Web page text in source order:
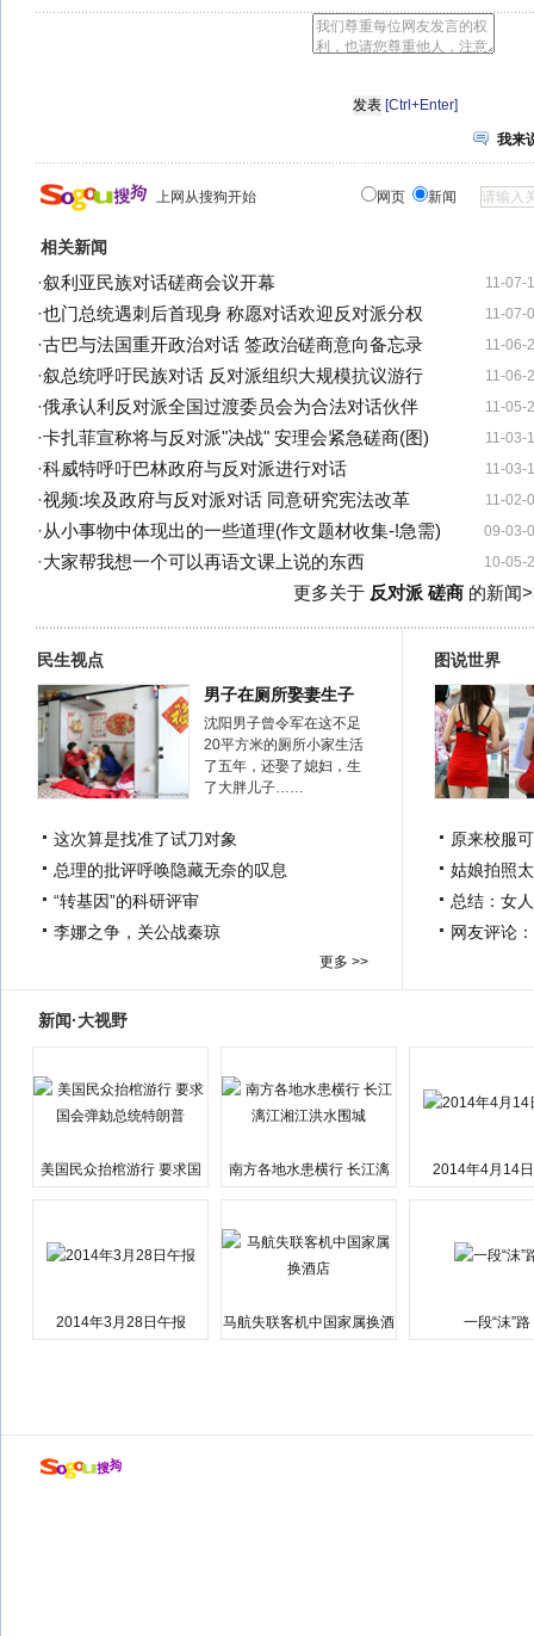
[Ctrl+Enter]
我来
上网从搜狗开始 网页 新闻
相关新闻
11-07-
·叙利亚民族对话磋商会议开幕
11-07-
·也门总统遇刺后首现身 称愿对话欢迎反对派分权
11-06-
·古巴与法国重开政治对话 签政治磋商意向备忘录
11-06-
·叙总统呼吁民族对话 反对派组织大规模抗议游行
11-05-
·俄承认利反对派全国过渡委员会为合法对话伙伴
11-03-
·卡扎菲宣称将与反对派"决战" 安理会紧急磋商(图)
11-03-
·科威特呼吁巴林政府与反对派进行对话
11-02-
·视频:埃及政府与反对派对话 同意研究宪法改革
09-03-
·从小事物中体现出的一些道理(作文题材收集-!急需)
10-05-
·大家帮我想一个可以再语文课上说的东西
更多关于 反对派 磋商的新闻
民生视点
男子在厕所娶妻生子
沈阳男子曾令军在这不足
20平方米的厕所小家生活
了五年，还娶了媳妇，生
了大胖儿子……
这次算是找准了试刀对象
总理的批评呼唤隐藏无奈的叹息
“转基因”的科研评审
李娜之争，关公战秦琼
更多 >>
图说世界
原来校服
姑娘拍照
总结：女
网友评论
新闻·大视野
美国民众抬棺游行 要求国
南方各地水患横行 长江漓
2014年4月14
2014年3月28日午报
马航失联客机中国家属换酒
一段“沫”路